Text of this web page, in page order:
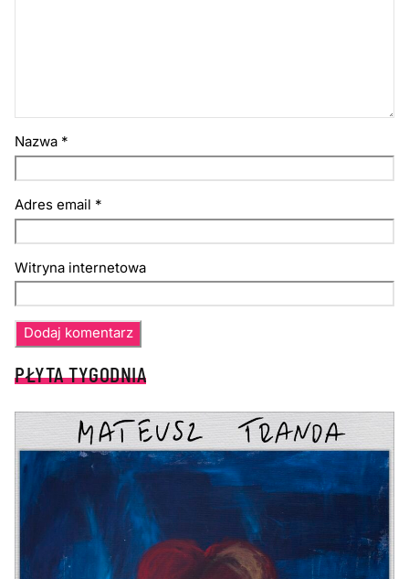
Nazwa *
Adres email *
Witryna internetowa
PŁYTA TYGODNIA